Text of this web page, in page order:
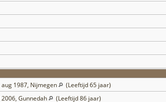
aug 1987, Nijmegen
(Leeftijd 65 jaar)
Gunnedah
(Leeftijd 86 jaar)